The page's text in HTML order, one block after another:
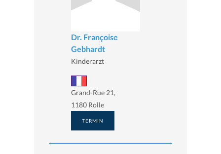
Dr. Françoise
Gebhardt
Kinderarzt
Grand-Rue 21,
1180 Rolle
TERMIN